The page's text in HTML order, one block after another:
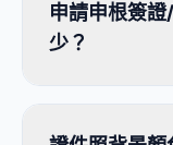
申請申根簽
少？